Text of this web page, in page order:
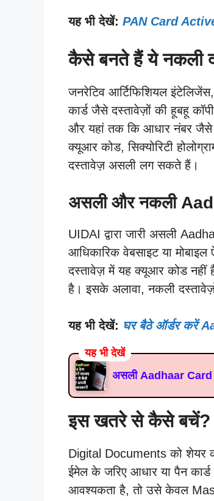
यह भी देखें: PAN Card
कैसे बनते हैं ये नकली
जनरेटिव आर्टिफिशियल
कार्ड जैसे दस्तावेज़ों की हूबहू
और यहां तक कि आधार नंबर जैसे
क्यूआर कोड, सिक्योरिटी
दस्तावेज़ असली लग सकते हैं।
असली और नकली
UIDAI द्वारा जारी असली
आधिकारिक वेबसाइट या
दस्तावेज़ में यह क्यूआर कोड नहीं
है। इसके अलावा, नकली
यह भी देखें: घर बैठे ऑर्डर करें
यह भी देखें
असली Aadhaar Card
इस खतरे से कैसे बचें?
Digital Documents को शेयर
ईमेल के जरिए आधार या पैन
आवश्यकता है, तो उसे केवल